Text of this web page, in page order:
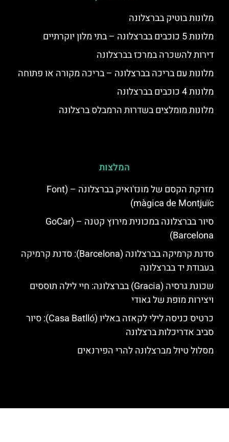
מלונות בוטיק בברצלונה
מלונות 5 כוכבים בברצלונה – בתי מלון יוקרתיים
דירות להשכרה במרכז בברצלונה
מלונות עם בריכה בברצלונה – בריכה מקורה או פתוחה
מלונות 4 כוכבים בברצלונה
מלונות מומלצים בשדרות הרמבלס ברצלונה
המלצות
מזרקת הקסם של מונז'ואיק בברצלונה – (Font
màgica de Montjuïc)
סיור בברצלונה במכונית מירוץ קטנה – (GoCar
Barcelona)
סדנת קרמיקה בברצלונה (Barcelona): סדנת קרמיקה
בעבודת יד בברצלונה
שכונת גרסיה (Gracia) בברצלונה: חיי לילה תוססים
ויצירות מופת של גאודי
כרטיס כניסה לילי לקאזה באליו (Casa Batlló): סיור
סביב אדריכלות ברצלונה
מסלול טיול מברצלונה להרי הפירנאים